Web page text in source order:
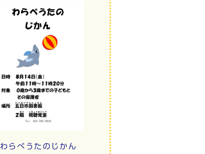
わらべうたのじかん